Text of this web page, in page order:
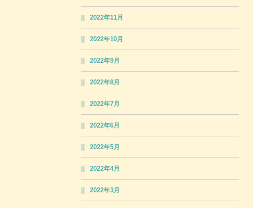
2022年11月
2022年10月
2022年9月
2022年8月
2022年7月
2022年6月
2022年5月
2022年4月
2022年3月